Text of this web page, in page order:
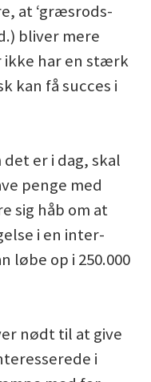
at ‘græsrods-
bliver mere
ikke har en stærk
kan få succes i
er i dag, skal
penge med
sig håb om at
i en inter-
løbe op i 250.000
nødt til at give
i